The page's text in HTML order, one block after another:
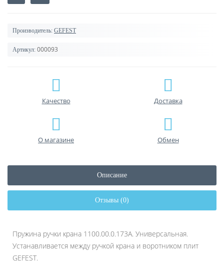
Производитель: GEFEST
Артикул: 000093
Качество Доставка
О магазине Обмен
Описание
Отзывы (0)
Пружина ручки крана 1100.00.0.173А. Универсальная.
Устанавливается между ручкой крана и воротником плит
GEFEST.